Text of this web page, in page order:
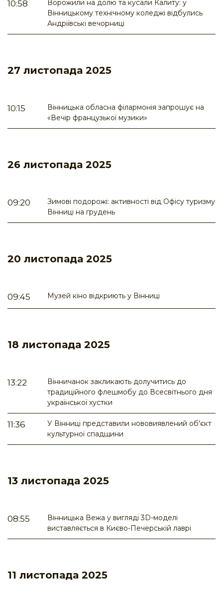
10:58
Ворожили на долю та кусали Калиту: у
Вінницькому технічному коледжі відбулись
Андріївські вечорниці
27 листопада 2025
10:15
Вінницька обласна філармонія запрошує на
«Вечір французької музики»
26 листопада 2025
09:20
Зимові подорожі: активності від Офісу туризму
Вінниці на грудень
20 листопада 2025
09:45 Музей кіно відкриють у Вінниці
18 листопада 2025
13:22
Вінничанок закликають долучитись до
традиційного флешмобу до Всесвітнього дня
української хустки
11:36
У Вінниці представили нововиявлений об'єкт
культурної спадщини
13 листопада 2025
08:55
Вінницька Вежа у вигляді 3D-моделі
виставляється в Києво-Печерській лаврі
11 листопада 2025